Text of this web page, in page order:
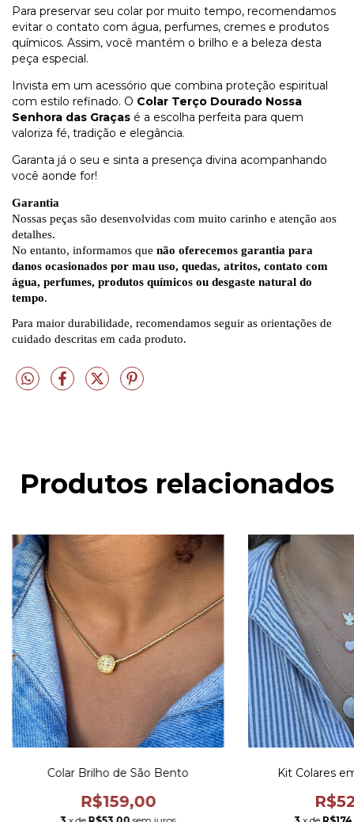
Para preservar seu colar por muito tempo, recomendamos
evitar o contato com água, perfumes, cremes e produtos
químicos. Assim, você mantém o brilho e a beleza desta
peça especial.
Invista em um acessório que combina proteção espiritual
com estilo refinado. O Colar Terço Dourado Nossa
Senhora das Graças é a escolha perfeita para quem
valoriza fé, tradição e elegância.
Garanta já o seu e sinta a presença divina acompanhando
você aonde for!
Garantia
Nossas peças são desenvolvidas com muito carinho e atenção aos
detalhes.
No entanto, informamos que não oferecemos garantia para
danos ocasionados por mau uso, quedas, atritos, contato com
água, perfumes, produtos químicos ou desgaste natural do
tempo.
Para maior durabilidade, recomendamos seguir as orientações de
cuidado descritas em cada produto.
Produtos relacionados
Colar Brilho de São Bento
R$159,00
Kit Colares